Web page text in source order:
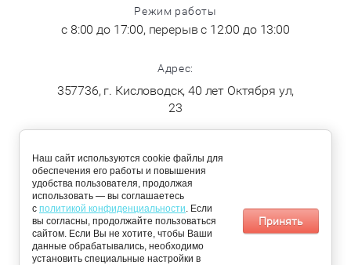
Режим работы
с 8:00 до 17:00, перерыв с 12:00 до 13:00
Адрес:
357736, г. Кисловодск, 40 лет Октября ул,
23
По Кисловодску:
понедельник,
среда, четверг
Железноводск,
Ессентуки и
Минеральные
воды: вторник и
пятница
Наш сайт используются cookie файлы для
обеспечения его работы и повышения
удобства пользователя, продолжая
использовать — вы соглашаетесь
с политикой конфиденциальности. Если
вы согласны, продолжайте пользоваться
сайтом. Если Вы не хотите, чтобы Ваши
данные обрабатывались, необходимо
установить специальные настройки в
Принять